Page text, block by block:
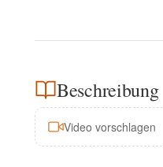
Beschreibung
Video vorschlagen